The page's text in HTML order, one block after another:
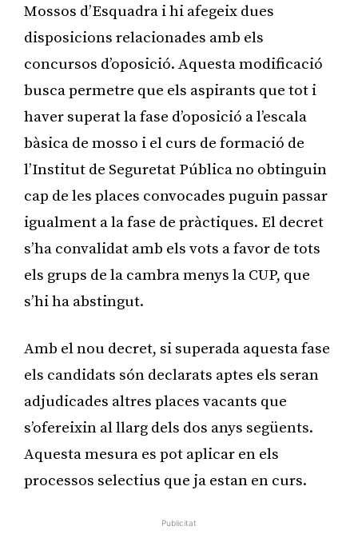
Mossos d’Esquadra i hi afegeix dues
disposicions relacionades amb els
concursos d’oposició. Aquesta modificació
busca permetre que els aspirants que tot i
haver superat la fase d’oposició a l’escala
bàsica de mosso i el curs de formació de
l’Institut de Seguretat Pública no obtinguin
cap de les places convocades puguin passar
igualment a la fase de pràctiques. El decret
s’ha convalidat amb els vots a favor de tots
els grups de la cambra menys la CUP, que
s’hi ha abstingut.
Amb el nou decret, si superada aquesta fase
els candidats són declarats aptes els seran
adjudicades altres places vacants que
s’ofereixin al llarg dels dos anys següents.
Aquesta mesura es pot aplicar en els
processos selectius que ja estan en curs.
Publicitat